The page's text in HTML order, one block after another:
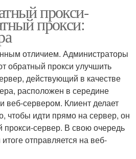
прокси-
прокси:
отличием. Администраторы
обратный прокси улучшить
действующий в качестве
расположен в середине
веб-сервером. Клиент делает
чтобы идти прямо на сервер, он
прокси-сервер. В свою очередь
отправляется на веб-